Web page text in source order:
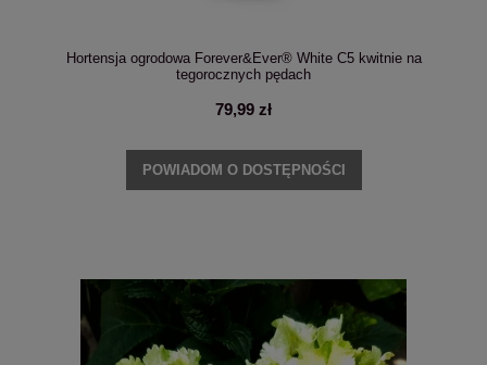
Hortensja ogrodowa Forever&Ever® White C5 kwitnie na
tegorocznych pędach
79,99 zł
POWIADOM O DOSTĘPNOŚCI